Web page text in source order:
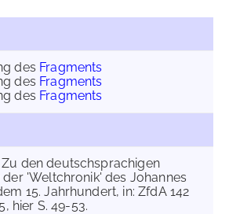
des Fragments
des Fragments
des Fragments
Zu den deutschsprachigen
'Welt­chronik' des Johannes
15. Jahrhundert, in: ZfdA 142
hier S. 49-53.